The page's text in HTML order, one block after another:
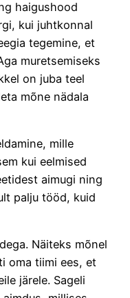
haigushood
kui juhtkonnal
tegemine, et
muretsemiseks
on juba teel
mõne nädala
mille
kui eelmised
aimugi ning
palju tööd, kuid
Näiteks mõnel
oma tiimi ees, et
järele. Sageli